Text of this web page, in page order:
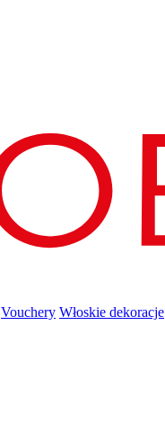
Vouchery Włoskie dekoracje